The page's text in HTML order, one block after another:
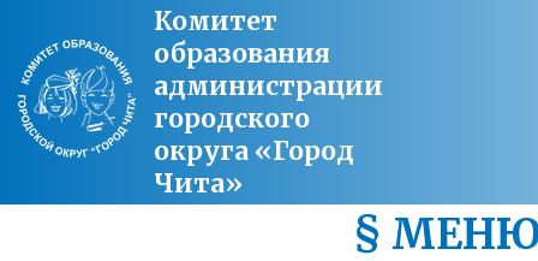
Комитет
образования
администрации
городского
округа «Город
Чита»
§